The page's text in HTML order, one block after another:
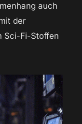
auch
der
Sci-Fi-Stoffen